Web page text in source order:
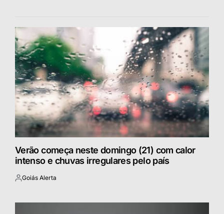
Verão começa neste domingo (21) com calor
intenso e chuvas irregulares pelo país
Postado
Goiás Alerta